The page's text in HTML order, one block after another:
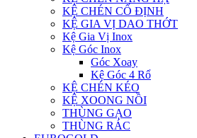
KỆ CHÉN CỐ ĐỊNH
KỆ GIA VỊ DAO THỚT
Kệ Gia Vị Inox
Kệ Góc Inox
Góc Xoay
Kệ Góc 4 Rổ
KỆ CHÉN KÉO
KỆ XOONG NỒI
THÙNG GẠO
THÙNG RÁC